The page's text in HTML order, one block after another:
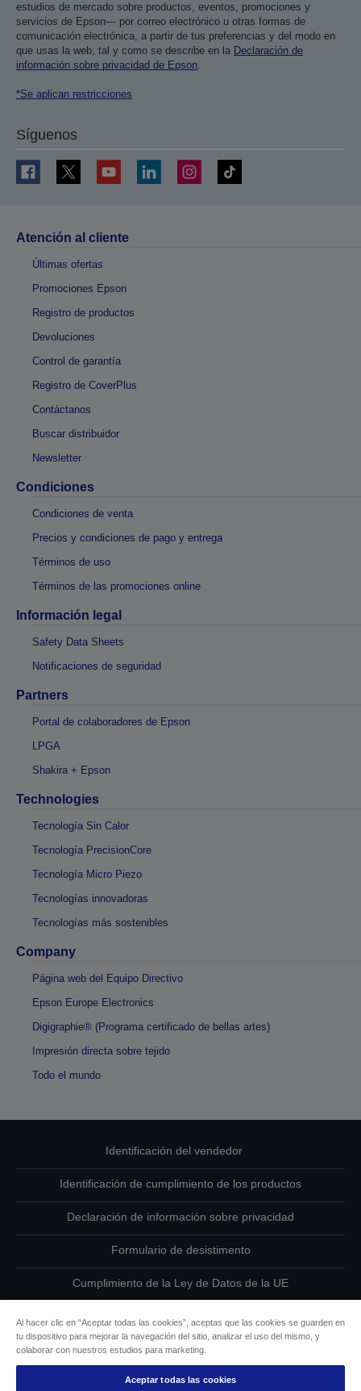
estudios de mercado sobre productos, eventos, promociones y
servicios de Epson— por correo electrónico u otras formas de
comunicación electrónica, a partir de tus preferencias y del modo en
que usas la web, tal y como se describe en la Declaración de
información sobre privacidad de Epson.
*Se aplican restricciones
Síguenos
Atención al cliente
Últimas ofertas
Promociones Epson
Registro de productos
Devoluciones
Control de garantía
Registro de CoverPlus
Contáctanos
Buscar distribuidor
Newsletter
Condiciones
Condiciones de venta
Precios y condiciones de pago y entrega
Términos de uso
Términos de las promociones online
Información legal
Safety Data Sheets
Notificaciones de seguridad
Partners
Portal de colaboradores de Epson
LPGA
Shakira + Epson
Technologies
Tecnología Sin Calor
Tecnología PrecisionCore
Tecnología Micro Piezo
Tecnologías innovadoras
Tecnologías más sostenibles
Company
Página web del Equipo Directivo
Epson Europe Electronics
Digigraphie® (Programa certificado de bellas artes)
Impresión directa sobre tejido
Todo el mundo
Identificación del vendedor
Identificación de cumplimiento de los productos
Declaración de información sobre privacidad
Formulario de desistimento
Cumplimiento de la Ley de Datos de la UE
Ponte en contacto con nosotros en relación con tus datos
Información sobre cookies
Compromiso de accesibilidad de Epson
Al hacer clic en “Aceptar todas las cookies”, aceptas que las cookies se guarden en
tu dispositivo para mejorar la navegación del sitio, analizar el uso del mismo, y
colaborar con nuestros estudios para marketing.
Aceptar todas las cookies